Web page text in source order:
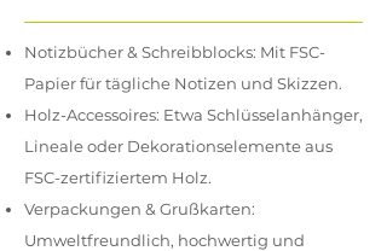
Notizbücher & Schreibblocks: Mit FSC-
Papier für tägliche Notizen und Skizzen.
Holz-Accessoires: Etwa Schlüsselanhänger,
Lineale oder Dekorationselemente aus
FSC-zertifiziertem Holz.
Verpackungen & Grußkarten:
Umweltfreundlich, hochwertig und